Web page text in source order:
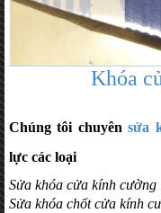
Khóa
Chúng tôi chuyênsửa
lực các loại
Sửa khóa cửa kính cường
Sửa khóa chốt cửa kính